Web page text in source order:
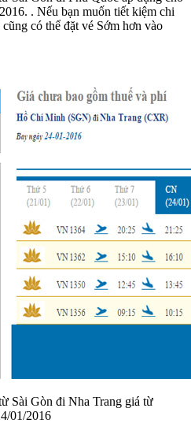
. Nếu bạn muốn tiết kiệm chi
có thể đặt vé Sớm hơn vào
Sài Gòn đi Nha Trang giá từ
01/2016